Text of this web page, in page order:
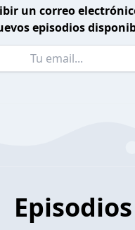
un correo
episodios
Episodios